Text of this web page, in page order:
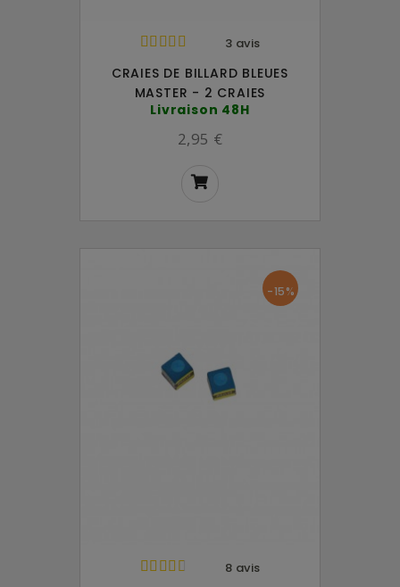
3 avis
CRAIES DE BILLARD BLEUES
MASTER - 2 CRAIES
Livraison 48H
2,95 €
-15%
8 avis